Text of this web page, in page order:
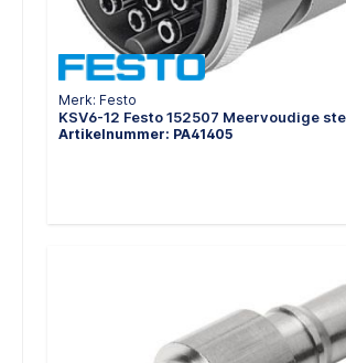
Merk: Festo
KSV6-12 Festo 152507 Meervoudige
Artikelnummer: PA41405